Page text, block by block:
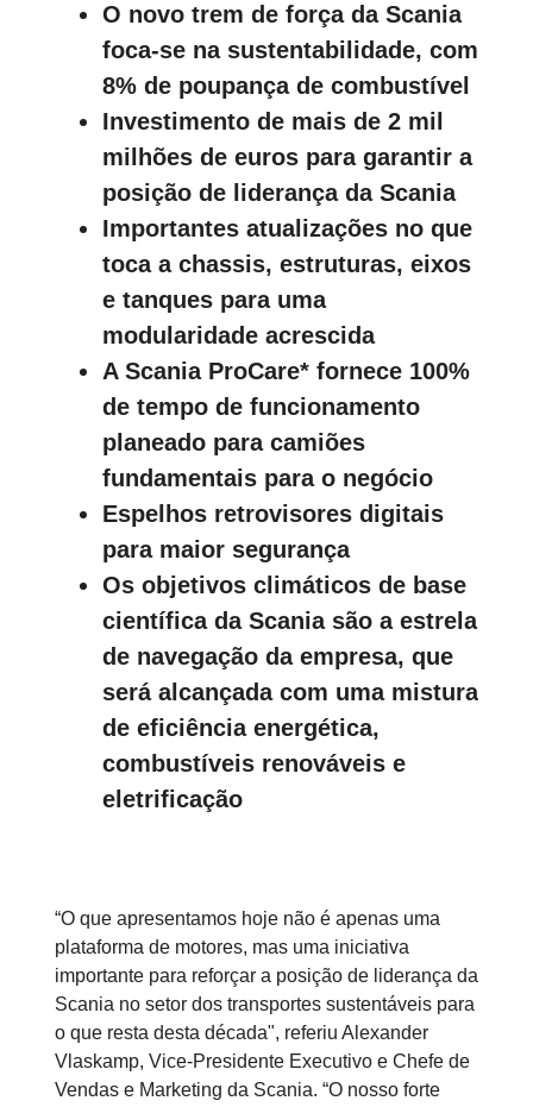
O novo trem de força da Scania
foca-se na sustentabilidade, com
8% de poupança de combustível
Investimento de mais de 2 mil
milhões de euros para garantir a
posição de liderança da Scania
Importantes atualizações no que
toca a chassis, estruturas, eixos
e tanques para uma
modularidade acrescida
A Scania ProCare* fornece 100%
de tempo de funcionamento
planeado para camiões
fundamentais para o negócio
Espelhos retrovisores digitais
para maior segurança
Os objetivos climáticos de base
científica da Scania são a estrela
de navegação da empresa, que
será alcançada com uma mistura
de eficiência energética,
combustíveis renováveis e
eletrificação
“O que apresentamos hoje não é apenas uma
plataforma de motores, mas uma iniciativa
importante para reforçar a posição de liderança da
Scania no setor dos transportes sustentáveis para
o que resta desta década", referiu Alexander
Vlaskamp, Vice-Presidente Executivo e Chefe de
Vendas e Marketing da Scania. “O nosso forte